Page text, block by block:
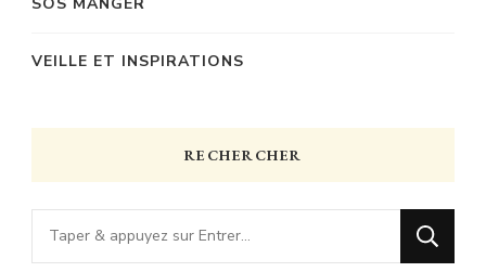
VEILLE ET INSPIRATIONS
RECHERCHER
Vous
recherchiez